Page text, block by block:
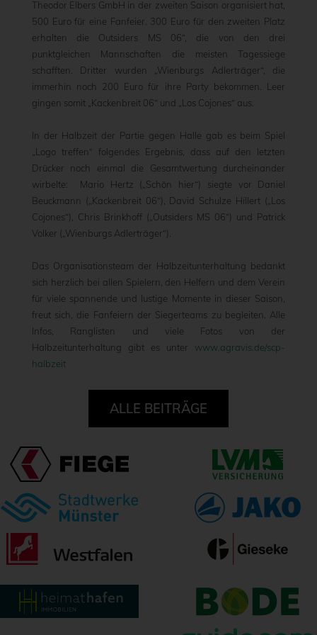
Theodor Elbers GmbH in der zweiten Saison organisiert hat,
500 Euro für eine Fanfeier. 300 Euro für den zweiten Platz
erhalten die Outsiders MS 06“, die von den drei
punktgleichen Mannschaften die meisten Tagessiege
schafften. Dritter wurden „Wienburgs Adlerträger“, die
immerhin noch 200 Euro für ihre Party bekommen. Leer
gingen somit „Kackenbreit 06“ und „Los Cojones“ aus.
In der Halbzeit der Partie gegen Halle gab es beim Spiel
„Logo treffen“ folgendes Ergebnis, dass auf den letzten
Drücker noch einmal die Gesamtwertung durcheinander
wirbelte: Mario Hertz („Schön hier“) siegte vor Daniel
Beuckmann („Kackenbreit 06“), David Schulze Hillert („Los
Cojones“), Chris Brinkhoff („Outsiders MS 06“) und Patrick
Volker („Wienburgs Adlerträger“).
Das Organisationsteam der Halbzeitunterhaltung bedankt
sich herzlich bei allen Spielern, den Helfern und dem Verein
für viele spannende und lustige Momente in dieser Saison,
freut sich, die Fanfeiern der Siegerteams zu begleiten. Alle
Infos, Ranglisten und viele Fotos von der
Halbzeitunterhaltung gibt es unter www.agravis.de/scp-
halbzeit
ALLE BEITRÄGE